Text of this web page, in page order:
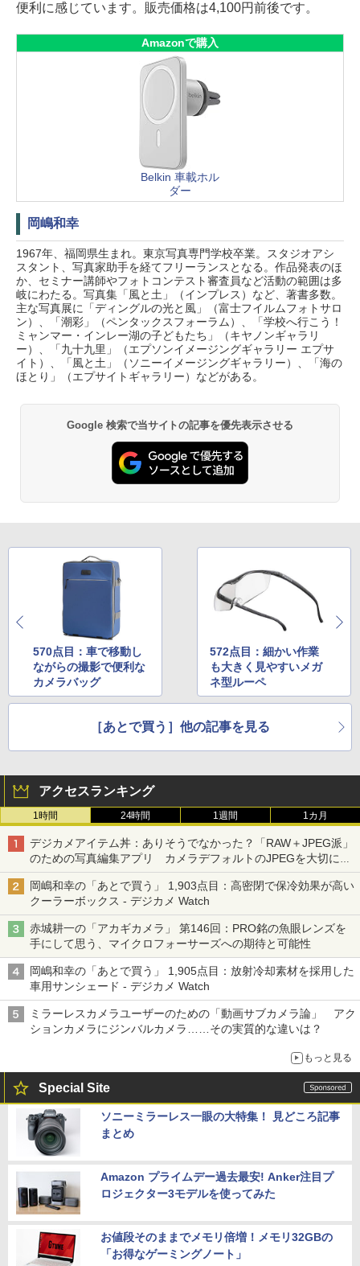
便利に感じています。販売価格は4,100円前後です。
Amazonで購入
Belkin 車載ホル
ダー
岡嶋和幸
1967年、福岡県生まれ。東京写真専門学校卒業。スタジオアシ
スタント、写真家助手を経てフリーランスとなる。作品発表のほ
か、セミナー講師やフォトコンテスト審査員など活動の範囲は多
岐にわたる。写真集「風と土」（インプレス）など、著書多数。
主な写真展に「ディングルの光と風」（富士フイルムフォトサロ
ン）、「潮彩」（ペンタックスフォーラム）、「学校へ行こう！
ミャンマー・インレー湖の子どもたち」（キヤノンギャラリ
ー）、「九十九里」（エプソンイメージングギャラリー エプサ
イト）、「風と土」（ソニーイメージングギャラリー）、「海の
ほとり」（エプサイトギャラリー）などがある。
Google 検索で当サイトの記事を優先表示させる
570点目：車で移動し
ながらの撮影で便利な
カメラバッグ
572点目：細かい作業
も大きく見やすいメガ
ネ型ルーペ
［あとで買う］他の記事を見る
アクセスランキング
1時間 24時間 1週間 1カ月
デジカメアイテム丼：ありそうでなかった？「RAW＋JPEG派」
のための写真編集アプリ カメラデフォルトのJPEGを大切にす
る「Filmator」
岡嶋和幸の「あとで買う」 1,903点目：高密閉で保冷効果が高い
クーラーボックス - デジカメ Watch
赤城耕一の「アカギカメラ」 第146回：PRO銘の魚眼レンズを
手にして思う、マイクロフォーサーズへの期待と可能性
岡嶋和幸の「あとで買う」 1,905点目：放射冷却素材を採用した
車用サンシェード - デジカメ Watch
ミラーレスカメラユーザーのための「動画サブカメラ論」 アク
ションカメラにジンバルカメラ……その実質的な違いは？
もっと見る
Special Site
ソニーミラーレス一眼の大特集！ 見どころ記事
まとめ
Amazon プライムデー過去最安! Anker注目プ
ロジェクター3モデルを使ってみた
お値段そのままでメモリ倍増！メモリ32GBの
「お得なゲーミングノート」